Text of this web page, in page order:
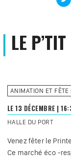
LE
ANIMATION ET FÊTE
LE 13 DÉCEMBRE |
HALLE DU PORT
Venez fêter le
Ce marché éco -